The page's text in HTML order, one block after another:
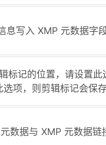
写入 XMP 元数据字段
标记的位置，请设置
项，则剪辑标记会保
数据与 XMP 元数据链